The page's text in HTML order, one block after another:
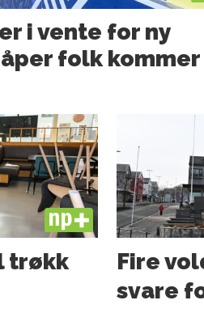
i vente for ny
folk kommer
PLUS
trøkk
Fire
svare